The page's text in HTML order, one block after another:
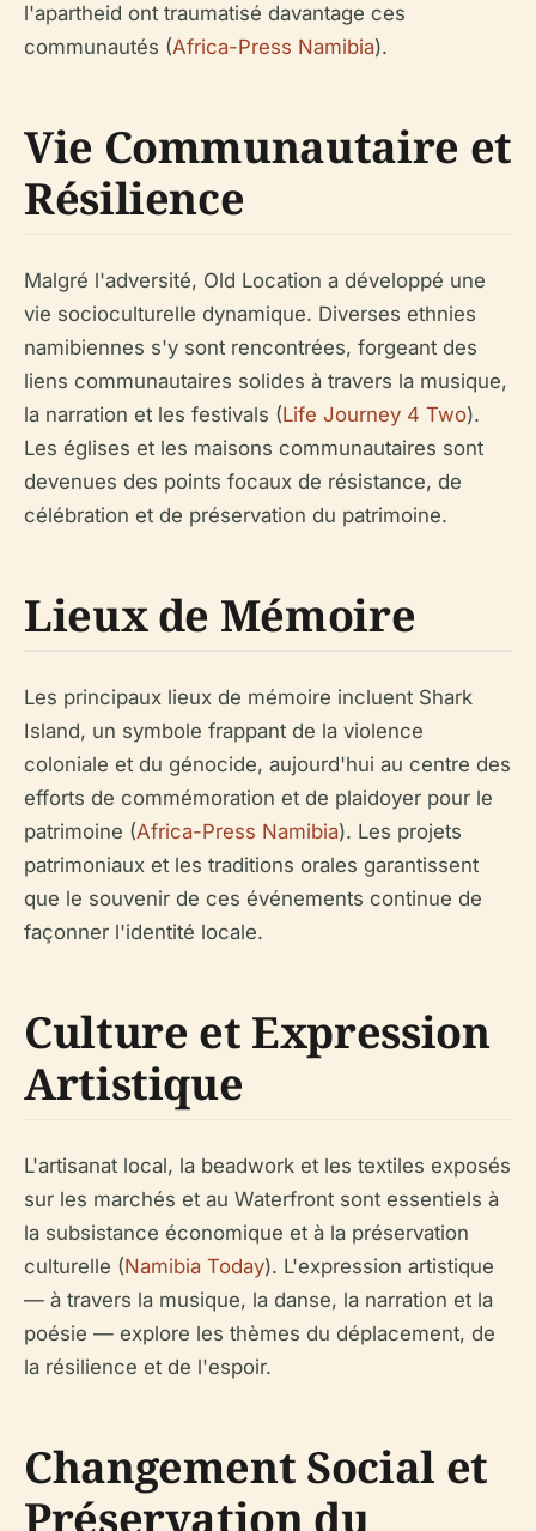
l'apartheid ont traumatisé davantage ces
communautés (Africa-Press Namibia).
Vie Communautaire et
Résilience
Malgré l'adversité, Old Location a développé une
vie socioculturelle dynamique. Diverses ethnies
namibiennes s'y sont rencontrées, forgeant des
liens communautaires solides à travers la musique,
la narration et les festivals (Life Journey 4 Two).
Les églises et les maisons communautaires sont
devenues des points focaux de résistance, de
célébration et de préservation du patrimoine.
Lieux de Mémoire
Les principaux lieux de mémoire incluent Shark
Island, un symbole frappant de la violence
coloniale et du génocide, aujourd'hui au centre des
efforts de commémoration et de plaidoyer pour le
patrimoine (Africa-Press Namibia). Les projets
patrimoniaux et les traditions orales garantissent
que le souvenir de ces événements continue de
façonner l'identité locale.
Culture et Expression
Artistique
L'artisanat local, la beadwork et les textiles exposés
sur les marchés et au Waterfront sont essentiels à
la subsistance économique et à la préservation
culturelle (Namibia Today). L'expression artistique
— à travers la musique, la danse, la narration et la
poésie — explore les thèmes du déplacement, de
la résilience et de l'espoir.
Changement Social et
Préservation du